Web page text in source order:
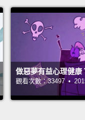
in on the routine,
know is that it's
shape how habits
構成要素：有提示，那
慣性行為，也就是行
大腦如何為未來學習
做惡夢有益心理健康
觀看次數：33497 •